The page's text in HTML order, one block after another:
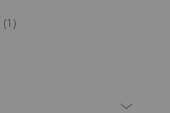
1 Artikel